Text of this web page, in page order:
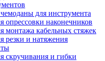
для инструмента
опрессовки наконечников
монтажа кабельных стяжек
резки и натяжения
скручивания и гибки